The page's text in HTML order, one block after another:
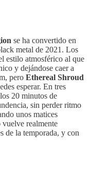
se ha convertido en
metal de 2021. Los
estilo atmosférico al que
y dejándose caer a
pero Ethereal Shroud
esperar. En tres
20 minutos de
sin perder ritmo
unos matices
realmente
de la temporada, y con